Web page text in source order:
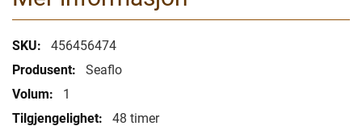
Mer
informasjon
456456474
Seaflo
1
48 timer